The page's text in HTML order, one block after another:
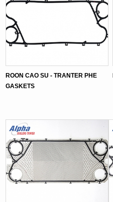
ROON CAO SU - TRANTER PHE
GASKETS